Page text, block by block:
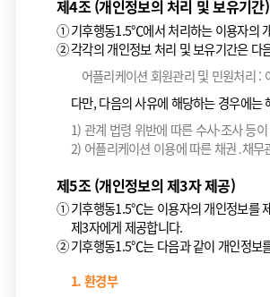
제4조 (개인정보의 처리 및 보유기간)
①기후행동1.5℃에서 처리하는 이용자의
②각각의 개인정보 처리 및 보유기간은 다
어플리케이션 회원관리 및 민원처리 :
다만, 다음의 사유에 해당하는 경우에는
1) 관계 법령 위반에 따른 수사·조사 등
2) 어플리케이션 이용에 따른 채권․채
제5조 (개인정보의 제3자 제공)
①기후행동1.5℃는 이용자의 개인정보를
제3자에게 제공합니다.
②기후행동1.5℃는 다음과 같이 개인정보
1. 환경부